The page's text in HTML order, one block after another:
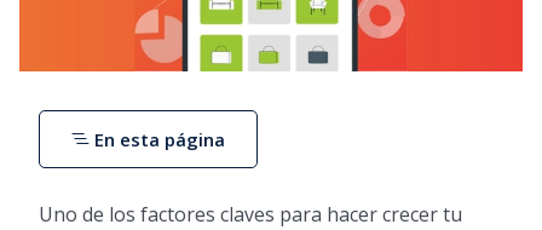
Uno de los factores claves para hacer crecer tu
En esta página